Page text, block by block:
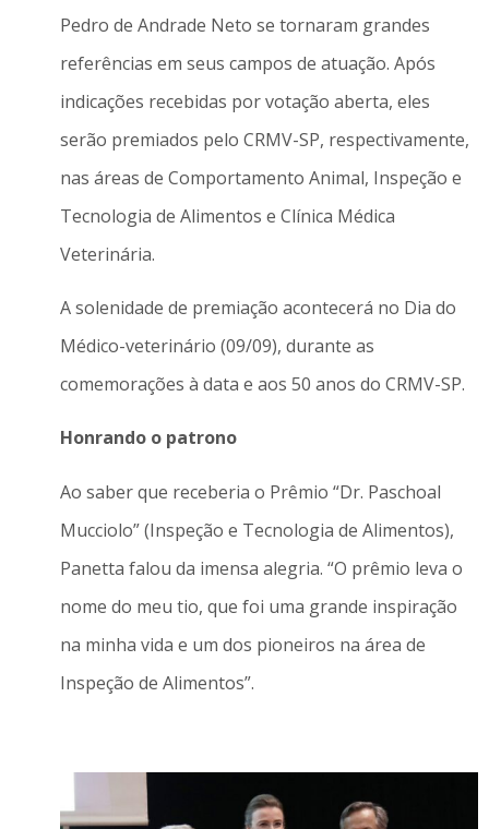
Pedro de Andrade Neto se tornaram grandes
referências em seus campos de atuação. Após
indicações recebidas por votação aberta, eles
serão premiados pelo CRMV-SP, respectivamente,
nas áreas de Comportamento Animal, Inspeção e
Tecnologia de Alimentos e Clínica Médica
Veterinária.
A solenidade de premiação acontecerá no Dia do
Médico-veterinário (09/09), durante as
comemorações à data e aos 50 anos do CRMV-SP.
Honrando o patrono
Ao saber que receberia o Prêmio “Dr. Paschoal
Mucciolo” (Inspeção e Tecnologia de Alimentos),
Panetta falou da imensa alegria. “O prêmio leva o
nome do meu tio, que foi uma grande inspiração
na minha vida e um dos pioneiros na área de
Inspeção de Alimentos”.